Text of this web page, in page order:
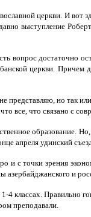
церкви. И вот
выступление
вопрос достаточно
церкви.
но так
все, что связано с
апреля удинский
и с точки зрения
и
классах. Правильно
преподавали.